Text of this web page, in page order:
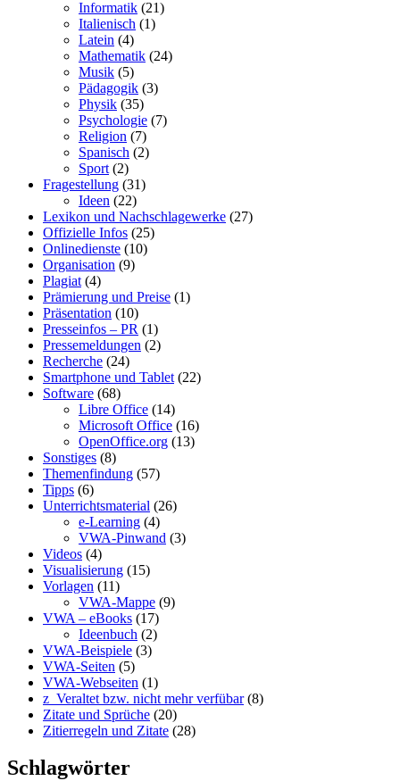
Informatik (21)
Italienisch (1)
Latein (4)
Mathematik (24)
Musik (5)
Pädagogik (3)
Physik (35)
Psychologie (7)
Religion (7)
Spanisch (2)
Sport (2)
Fragestellung (31)
Ideen (22)
Lexikon und Nachschlagewerke (27)
Offizielle Infos (25)
Onlinedienste (10)
Organisation (9)
Plagiat (4)
Prämierung und Preise (1)
Präsentation (10)
Presseinfos – PR (1)
Pressemeldungen (2)
Recherche (24)
Smartphone und Tablet (22)
Software (68)
Libre Office (14)
Microsoft Office (16)
OpenOffice.org (13)
Sonstiges (8)
Themenfindung (57)
Tipps (6)
Unterrichtsmaterial (26)
e-Learning (4)
VWA-Pinwand (3)
Videos (4)
Visualisierung (15)
Vorlagen (11)
VWA-Mappe (9)
VWA – eBooks (17)
Ideenbuch (2)
VWA-Beispiele (3)
VWA-Seiten (5)
VWA-Webseiten (1)
z_Veraltet bzw. nicht mehr verfübar(8)
Zitate und Sprüche (20)
Zitierregeln und Zitate (28)
Schlagwörter